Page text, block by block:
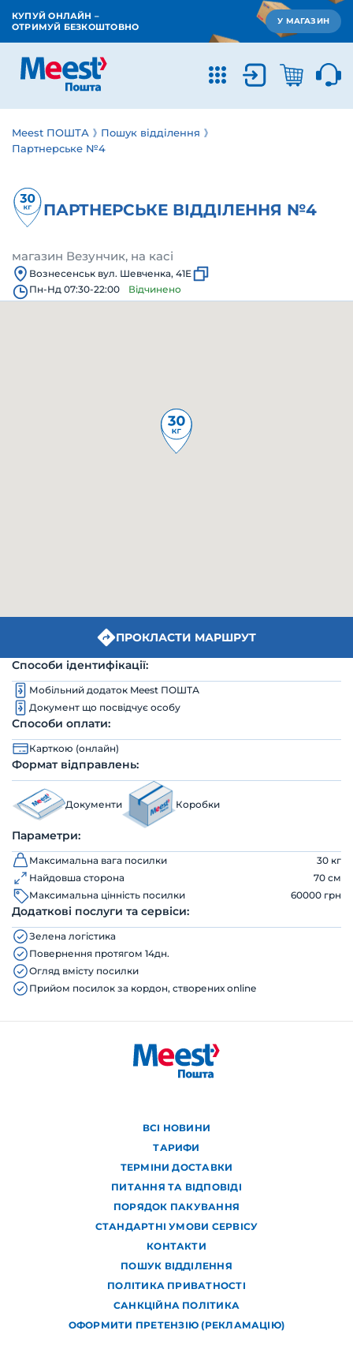
КУПУЙ ОНЛАЙН –
ОТРИМУЙ БЕЗКОШТОВНО
У МАГАЗИН
Meest ПОШТА
Пошук відділення
Партнерське №4
ПАРТНЕРСЬКЕ ВІДДІЛЕННЯ №4
магазин Везунчик, на касі
Вознесенськ вул. Шевченка, 41Е
Пн-Нд 07:30-22:00
Відчинено
ПРОКЛАСТИ МАРШРУТ
Способи ідентифікації:
Мобільний додаток Meest ПОШТА
Документ що посвідчує особу
Способи оплати:
Карткою (онлайн)
Формат відправлень:
Документи Коробки
Параметри:
Максимальна вага посилки
30 кг
Найдовша сторона
70 см
Максимальна цінність посилки
60000 грн
Додаткові послуги та сервіси:
Зелена логістика
Повернення протягом 14дн.
Огляд вмісту посилки
Прийом посилок за кордон, створених online
ВСІ НОВИНИ
ТАРИФИ
ТЕРМІНИ ДОСТАВКИ
ПИТАННЯ ТА ВІДПОВІДІ
ПОРЯДОК ПАКУВАННЯ
СТАНДАРТНІ УМОВИ СЕРВІСУ
КОНТАКТИ
ПОШУК ВІДДІЛЕННЯ
ПОЛІТИКА ПРИВАТНОСТІ
САНКЦІЙНА ПОЛІТИКА
ОФОРМИТИ ПРЕТЕНЗІЮ (РЕКЛАМАЦІЮ)